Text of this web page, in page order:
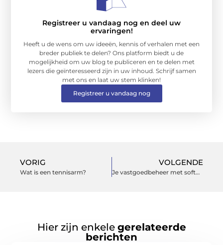
Registreer u vandaag nog en deel uw
ervaringen!
Heeft u de wens om uw ideeën, kennis of verhalen met een
breder publiek te delen? Ons platform biedt u de
mogelijkheid om uw blog te publiceren en te delen met
lezers die geïnteresseerd zijn in uw inhoud. Schrijf samen
met ons en laat uw stem klinken!
Registreer u vandaag nog
VORIG
Wat is een tennisarm?
VOLGENDE
Je vastgoedbeheer met software regelen
Hier zijn enkele gerelateerde
berichten